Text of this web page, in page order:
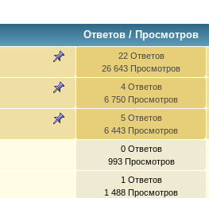
Ответов/ Просмотров
22 Ответов
26 643 Просмотров
4 Ответов
6 750 Просмотров
5 Ответов
6 443 Просмотров
0 Ответов
993 Просмотров
1 Ответов
1 488 Просмотров